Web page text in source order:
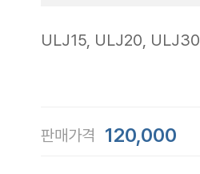
ULJ15, ULJ20, ULJ30
판매가격 120,000